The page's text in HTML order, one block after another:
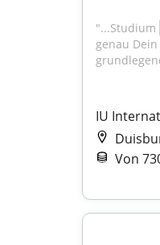
"...Studium
genau
IU
Von